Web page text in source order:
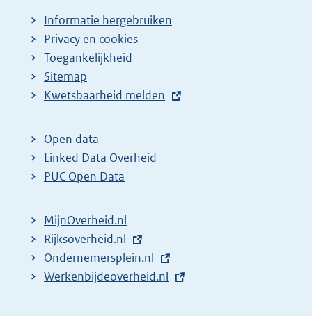
Informatie hergebruiken
Privacy en cookies
Toegankelijkheid
Sitemap
E
t
e
r
l
i
n
k
Kwetsbaarheid melden
Open data
Linked Data Overheid
PUC Open Data
MijnOverheid.nl
E
x
t
Rijksoverheid.nl
E
x
Ondernemersplein.nl
E
Werkenbijdeoverheid.nl